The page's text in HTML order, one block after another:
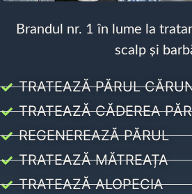
Brandul nr. 1 în lume la
scalp și
TRATEAZĂ PĂRUL
TRATEAZĂ CĂDEREA
REGENEREAZĂ PĂRUL
TRATEAZĂ MĂTREAȚA
TRATEAZĂ ALOPECIA